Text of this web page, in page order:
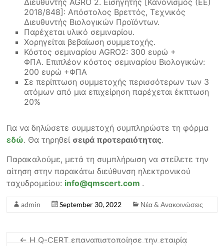
Διευθυντής AGRO 2. Εισηγητής [Κανονισμός (ΕΕ)
2018/848]: Απόστολος Βρεττός, Τεχνικός
Διευθυντής Βιολογικών Προϊόντων.
Παρέχεται υλικό σεμιναρίου.
Χορηγείται βεβαίωση συμμετοχής.
Κόστος σεμιναρίου AGRO2: 300 ευρώ +
ΦΠΑ. Επιπλέον κόστος σεμιναρίου Βιολογικών:
200 ευρώ +ΦΠΑ
Σε περίπτωση συμμετοχής περισσότερων των 3
ατόμων από μια επιχείρηση παρέχεται έκπτωση
20%
Για να δηλώσετε συμμετοχή συμπληρώστε τη φόρμα
εδώ. Θα τηρηθεί σειρά προτεραιότητας.
Παρακαλούμε, μετά τη συμπλήρωση να στείλετε την
αίτηση στην παρακάτω διεύθυνση ηλεκτρονικού
ταχυδρομείου: info@qmscert.com .
admin September 30, 2022 Νέα & Ανακοινώσεις
← Η Q-CERT επαναπιστοποίησε την εταιρία